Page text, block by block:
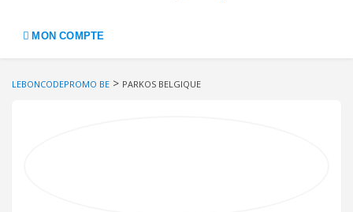
MON COMPTE
LEBONCODEPROMO BE > PARKOS BELGIQUE